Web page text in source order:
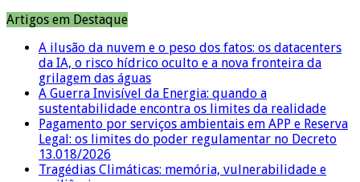
Artigos em Destaque
A ilusão da nuvem e o peso dos fatos: os datacenters
da IA, o risco hídrico oculto e a nova fronteira da
grilagem das águas
A Guerra Invisível da Energia: quando a
sustentabilidade encontra os limites da realidade
Pagamento por serviços ambientais em APP e Reserva
Legal: os limites do poder regulamentar no Decreto
13.018/2026
Tragédias Climáticas: memória, vulnerabilidade e